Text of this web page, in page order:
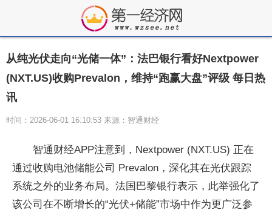
从纯光伏走向“光储一体”：法巴银行看好Nextpower
(NXT.US)收购Prevalon，维持“跑赢大盘”评级 每日热
讯
时间：2026-06-01 16:10:53 来源：智通财经
智通财经APP注意到，Nextpower (NXT.US) 正在
通过收购电池储能公司 Prevalon，深化其在光伏跟踪
系统之外的业务布局。法国巴黎银行表示，此举强化了
该公司在不断增长的“光伏+储能”市场中作为更广泛参